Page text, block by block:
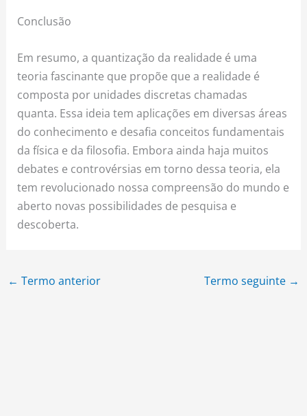
Conclusão
Em resumo, a quantização da realidade é uma
teoria fascinante que propõe que a realidade é
composta por unidades discretas chamadas
quanta. Essa ideia tem aplicações em diversas áreas
do conhecimento e desafia conceitos fundamentais
da física e da filosofia. Embora ainda haja muitos
debates e controvérsias em torno dessa teoria, ela
tem revolucionado nossa compreensão do mundo e
aberto novas possibilidades de pesquisa e
descoberta.
← Termo anterior Termo seguinte →